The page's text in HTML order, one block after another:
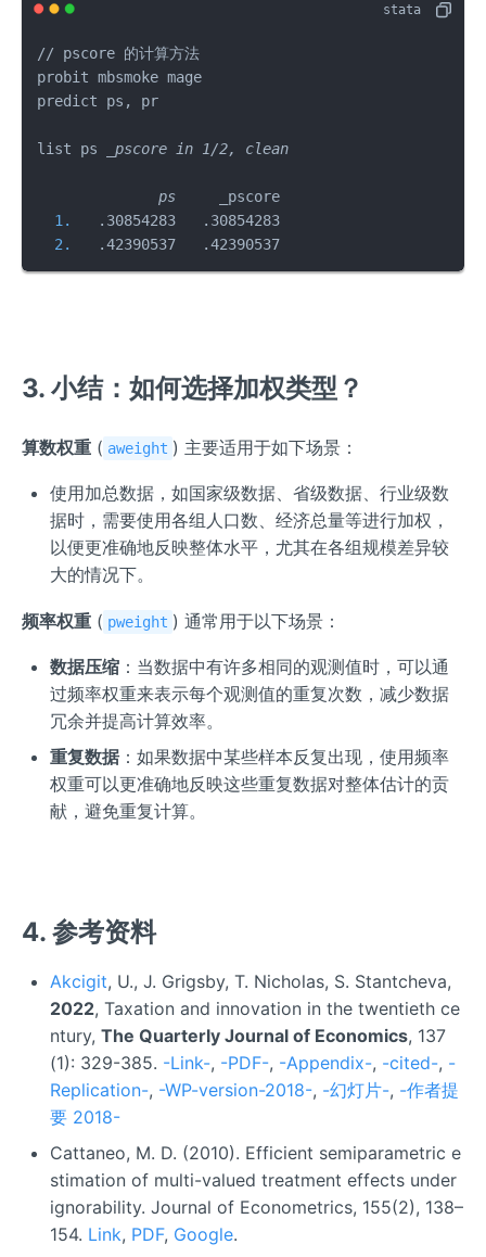
// pscore 的计算方法
probit mbsmoke mage
predict ps, pr
list ps _pscore in 1/2, clean
              ps     _
  1.
  2.
   .42390537   .42390537
3. 小结：如何选择加权类型？
算数权重 ( aweight ) 主要适用于如下场景：
使用加总数据，如国家级数据、省级数据、行业级数
据时，需要使用各组人口数、经济总量等进行加权，
以便更准确地反映整体水平，尤其在各组规模差异较
大的情况下。
频率权重 ( pweight ) 通常用于以下场景：
数据压缩：当数据中有许多相同的观测值时，可以通
过频率权重来表示每个观测值的重复次数，减少数据
冗余并提高计算效率。
重复数据：如果数据中某些样本反复出现，使用频率
权重可以更准确地反映这些重复数据对整体估计的贡
献，避免重复计算。
4. 参考资料
Akcigit, U., J. Grigsby, T. Nicholas, S. Stantcheva,
2022, Taxation and innovation in the twentieth ce
ntury, The Quarterly Journal of Economics, 137
(1): 329-385. -Link-, -PDF-, -Appendix-, -cited-, -
Replication-, -WP-version-2018-, -幻灯片-, -作者提
要 2018-
Cattaneo, M. D. (2010). Efficient semiparametric e
stimation of multi-valued treatment effects under
ignorability. Journal of Econometrics, 155(2), 138–
154. Link, PDF, Google.